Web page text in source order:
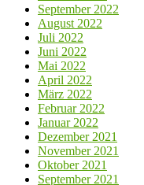
September 2022
August 2022
Juli 2022
Juni 2022
Mai 2022
April 2022
März 2022
Februar 2022
Januar 2022
Dezember 2021
November 2021
Oktober 2021
September 2021